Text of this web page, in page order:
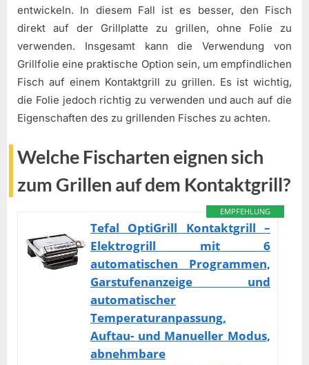
entwickeln. In diesem Fall ist es besser, den Fisch
direkt auf der Grillplatte zu grillen, ohne Folie zu
verwenden. Insgesamt kann die Verwendung von
Grillfolie eine praktische Option sein, um empfindlichen
Fisch auf einem Kontaktgrill zu grillen. Es ist wichtig,
die Folie jedoch richtig zu verwenden und auch auf die
Eigenschaften des zu grillenden Fisches zu achten.
Welche Fischarten eignen sich
zum Grillen auf dem Kontaktgrill?
EMPFEHLUNG
Tefal OptiGrill Kontaktgrill –
Elektrogrill mit 6
automatischen Programmen,
Garstufenanzeige und
automatischer
Temperaturanpassung,
Auftau- und Manueller Modus,
abnehmbare